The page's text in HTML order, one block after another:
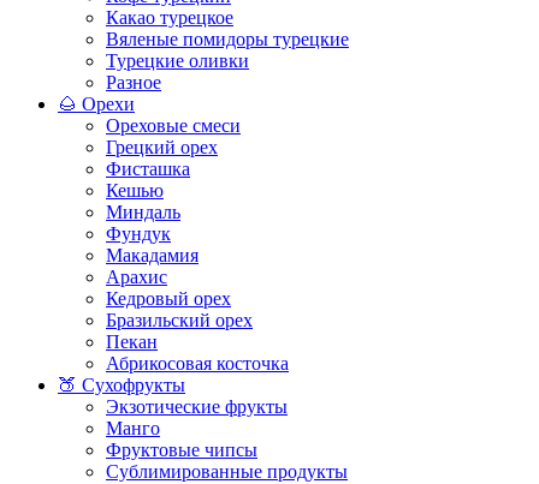
Какао турецкое
Вяленые помидоры турецкие
Турецкие оливки
Разное
🌰 Орехи
Ореховые смеси
Грецкий орех
Фисташка
Кешью
Миндаль
Фундук
Макадамия
Арахис
Кедровый орех
Бразильский орех
Пекан
Абрикосовая косточка
🍑 Сухофрукты
Экзотические фрукты
Манго
Фруктовые чипсы
Сублимированные продукты